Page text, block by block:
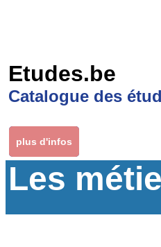
Etudes.be
Catalogue des
plus d'infos
Les